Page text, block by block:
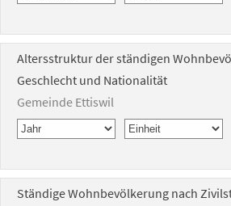
Altersstruktur der ständigen
Geschlecht und Nationalität
Gemeinde Ettiswil
Ständige Wohnbevölkerung nach